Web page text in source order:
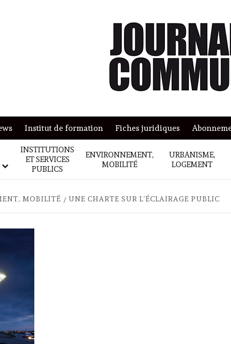
Institut de formation Fiches juridiques
INSTITUTIONS
ET SERVICES
PUBLICS
ENVIRONNEMENT,
MOBILITÉ
URBANISME,
LOGEMENT
MOBILITÉ UNE CHARTE SUR L’ÉCLAIRAGE PUBLIC